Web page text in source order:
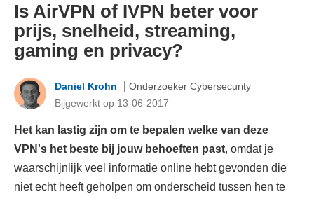
Is AirVPN of IVPN beter voor
prijs, snelheid, streaming,
gaming en privacy?
Daniel Krohn
Onderzoeker Cybersecurity
Bijgewerkt op 13-06-2017
Het kan lastig zijn om te bepalen welke van deze
VPN's het beste bij jouw behoeften past, omdat je
waarschijnlijk veel informatie online hebt gevonden die
niet echt heeft geholpen om onderscheid tussen hen te